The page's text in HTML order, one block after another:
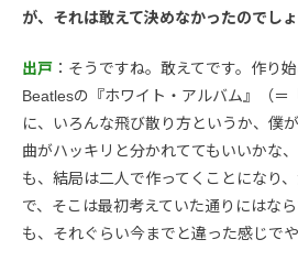
が、それは敢えて決めなかったのでし
出戸 ：そうですね。敢えてです。作り
Beatlesの『ホワイト・アルバム』（＝
に、いろんな飛び散り方というか、僕
曲がハッキリと分かれててもいいかな
も、結局は二人で作ってくことになり
で、そこは最初考えていた通りにはな
も、それぐらい今までと違った感じで